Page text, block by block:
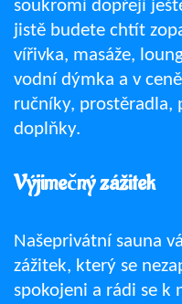
soukromí dopřejí
jistě budete chtít
vířivka, masáže,
vodní dýmka a v
ručníky, prostěradla,
doplňky.
Výjimečný zážitek
Našeprivátní sauna
zážitek, který se
spokojeni a rádi se k